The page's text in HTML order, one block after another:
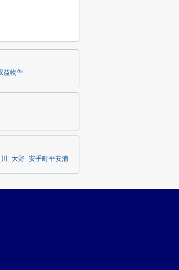
益物件
大野 安乎町平安浦